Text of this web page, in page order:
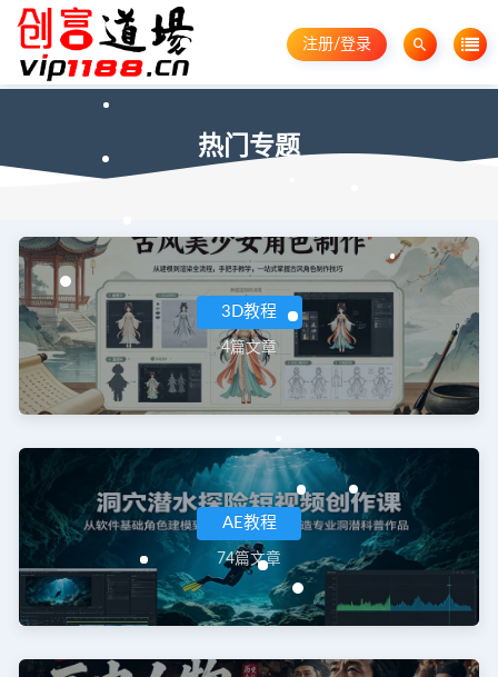
注册/登录
热门专题
3D教程
4篇文章
AE教程
74篇文章